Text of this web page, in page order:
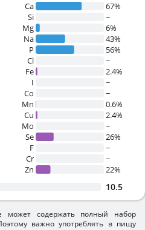
Ca
67%
Si
~
Mg
6%
Na
43%
P
56%
Cl
~
Fe
2.4%
I
~
Co
~
Mn
0.6%
Cu
2.4%
Mo
~
Se
26%
F
~
Cr
~
Zn
22%
10.5
может содержать полный набор
важно употреблять в пищу